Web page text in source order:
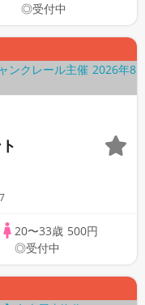
◎受付中
20〜33歳 500円
◎受付中